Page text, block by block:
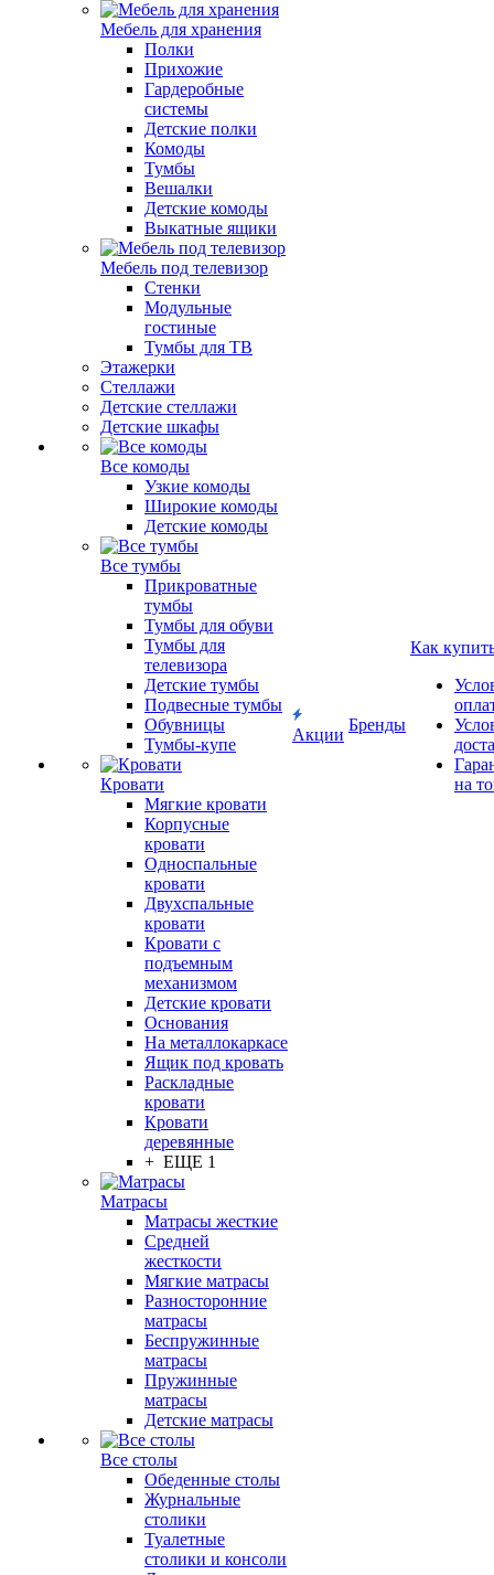
Мебель для хранения
Полки
Прихожие
Гардеробные
системы
Детские полки
Комоды
Тумбы
Вешалки
Детские комоды
Выкатные ящики
Мебель под телевизор
Стенки
Модульные
гостиные
Тумбы для ТВ
Этажерки
Стеллажи
Детские стеллажи
Детские шкафы
Все комоды
Узкие комоды
Широкие комоды
Детские комоды
Все тумбы
Прикроватные
тумбы
Тумбы для обуви
Тумбы для
телевизора
Детские тумбы
Подвесные тумбы
Обувницы
Тумбы-купе
Кровати
Мягкие кровати
Корпусные
кровати
Односпальные
кровати
Двухспальные
кровати
Кровати с
подъемным
механизмом
Детские кровати
Основания
На металлокаркасе
Ящик под кровать
Раскладные
кровати
Кровати
деревянные
+ ЕЩЕ 1
Матрасы
Матрасы жесткие
Средней
жесткости
Мягкие матрасы
Разносторонние
матрасы
Беспружинные
матрасы
Пружинные
матрасы
Детские матрасы
Все столы
Обеденные столы
Журнальные
столики
Туалетные
столики и консоли
Акции
Бренды
Как
на